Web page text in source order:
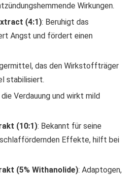
Wirkungen.
(4:1): Beruhigt das
Angst und fördert einen
das den Wirkstoffträger
stabilisiert.
Verdauung und wirkt mild
(10:1): Bekannt für seine
Effekte, hilft bei
(5% Withanolide): Adaptogen,